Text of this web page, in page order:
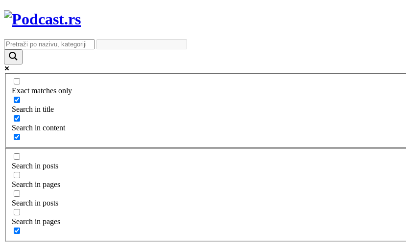
Exact matches only
Search in title
Search in content
Search in posts
Search in pages
Search in posts
Search in pages